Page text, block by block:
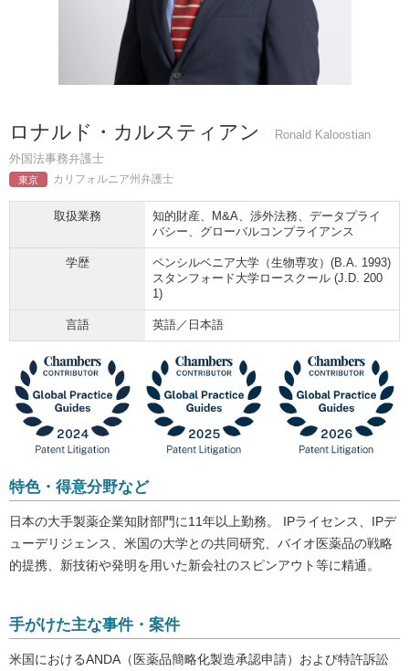
ロナルド・カルスティアン
Ronald Kaloostian
外国法事務弁護士
東京 カリフォルニア州弁護士
取扱業務
知的財産、M&A、渉外法務、データプライ
バシー、グローバルコンプライアンス
学歴
ペンシルベニア大学（生物専攻）(B.A. 1993)
スタンフォード大学ロースクール (J.D. 200
1)
言語 英語／日本語
特色・得意分野など
日本の大手製薬企業知財部門に11年以上勤務。 IPライセンス、IPデ
ューデリジェンス、米国の大学との共同研究、バイオ医薬品の戦略
的提携、新技術や発明を用いた新会社のスピンアウト等に精通。
手がけた主な事件・案件
米国におけるANDA（医薬品簡略化製造承認申請）および特許訴訟